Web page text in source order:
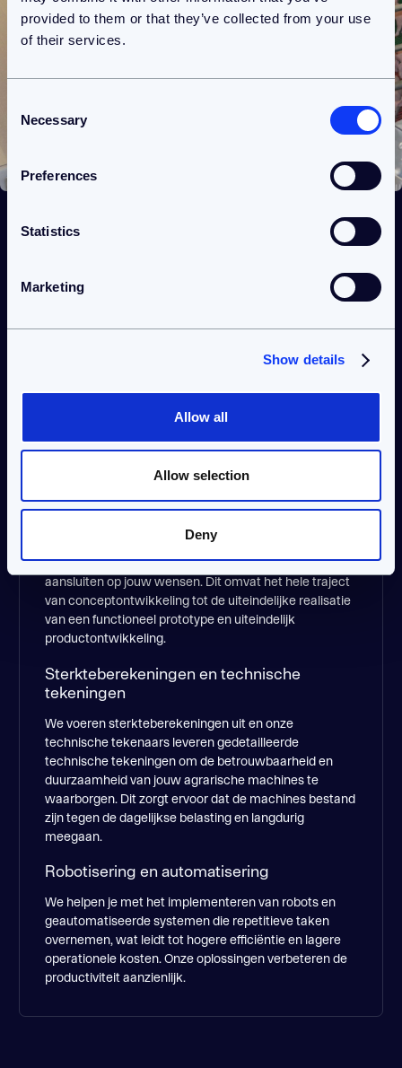
provided to them or that they’ve collected from your use
of their services.
Selection
Necessary
Preferences
Statistics
Marketing
Show details
Allow all
Allow selection
Deny
Toepassingsgebieden
Onze engineering diensten in de agrisector omvatten
Machinebouw en automatisering
nauwkeurigheid van je landbouwactiviteiten. Denk aan
transportsystemen, sorteermachines en
optimaliseren​. Lees meer over automatisering
Prototyping en productontwikkeling
We creëren prototypes en ontwikkelen nieuwe
agrarische apparaten en systemen die perfect
aansluiten op jouw wensen. Dit omvat het hele traject
van conceptontwikkeling tot de uiteindelijke realisatie
van een functioneel prototype​ en uiteindelijk
productontwikkeling.
Sterkteberekeningen en technische
tekeningen
We voeren sterkteberekeningen uit en onze
technische tekenaars leveren gedetailleerde
technische tekeningen om de betrouwbaarheid en
duurzaamheid van jouw agrarische machines te
waarborgen. Dit zorgt ervoor dat de machines bestand
zijn tegen de dagelijkse belasting en langdurig
meegaan​.
Robotisering en automatisering
We helpen je met het implementeren van robots en
geautomatiseerde systemen die repetitieve taken
overnemen, wat leidt tot hogere efficiëntie en lagere
operationele kosten. Onze oplossingen verbeteren de
productiviteit aanzienlijk​.